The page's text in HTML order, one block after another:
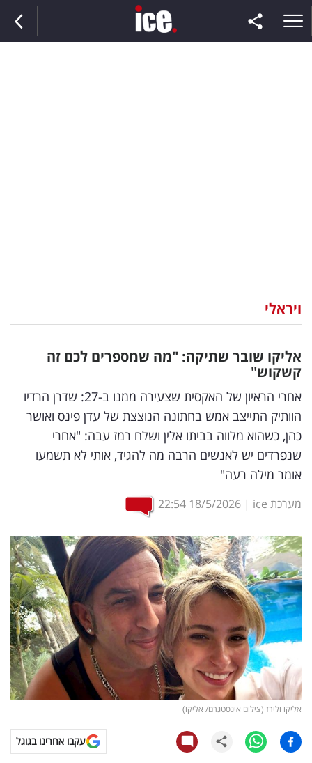
וצרכנות
דיגיטל
וטק
שיווק
ופרסום
משפט
מדדים
ומחקרים
דעות
רכילות
עסקית
קריפטו
ויראלי
טלוויזיה
עסקי
ויראלי
אליקו שובר שתיקה: "מה שמספרים לכם זה
קשקוש"
אחרי הראיון של האקסית שצעירה ממנו ב-27: שדרן הרדיו
הוותיק התייצב אמש בחתונה הנוצצת של עדן פינס ואושר
כהן, כשהוא מלווה בביתו אלין ושלח רמז עבה: "אחרי
שנפרדים יש לאנשים הרבה מה להגיד, אותי לא תשמעו
אומר מילה רעה"
מערכת ice |
18/5/2026
22:54
אליקו ולירז (צילום אינסטגרם/ אליקו)
עקבו אחרינו בגוגל